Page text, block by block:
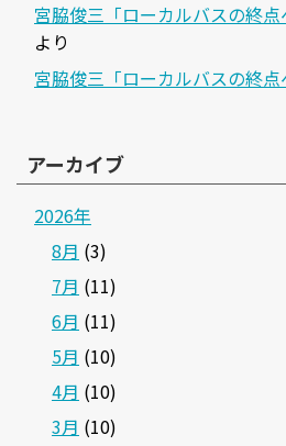
宮脇俊三「ローカルバスの終
より
宮脇俊三「ローカルバスの終
アーカイブ
2026年
8月 (3)
7月 (11)
6月 (11)
5月 (10)
4月 (10)
3月 (10)